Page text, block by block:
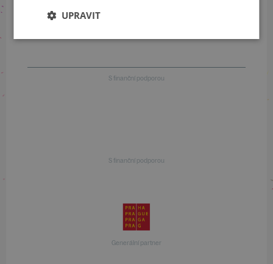
+420 257 310 414
S finanční podporou
S finanční podporou
Generální partner
UPRAVIT